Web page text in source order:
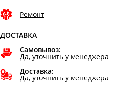
Ремонт
ДОСТАВКА
Самовывоз:
Да, уточнить у менеджера
Доставка:
Да, уточнить у менеджера